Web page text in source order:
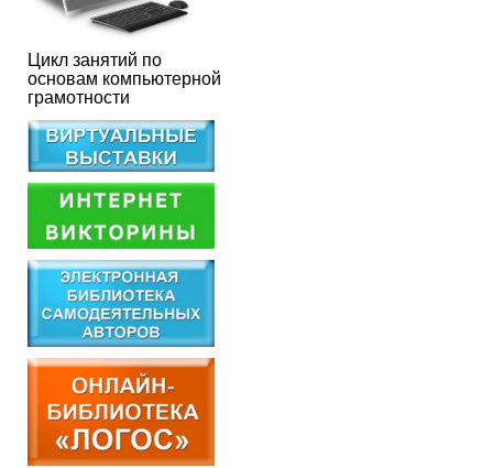
Цикл занятий по
основам компьютерной
грамотности